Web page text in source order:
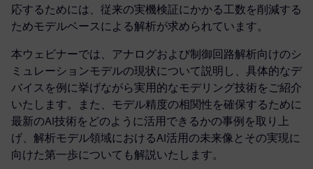
応するためには、従来の実機検証にかかる工数を削減する
ためモデルベースによる解析が求められています。
本ウェビナーでは、アナログおよび制御回路解析向けのシ
ミュレーションモデルの現状について説明し、具体的なデ
バイスを例に挙げながら実用的なモデリング技術をご紹介
いたします。また、モデル精度の相関性を確保するために
最新のAI技術をどのように活用できるかの事例を取り上
げ、解析モデル領域におけるAI活用の未来像とその実現に
向けた第一歩についても解説いたします。